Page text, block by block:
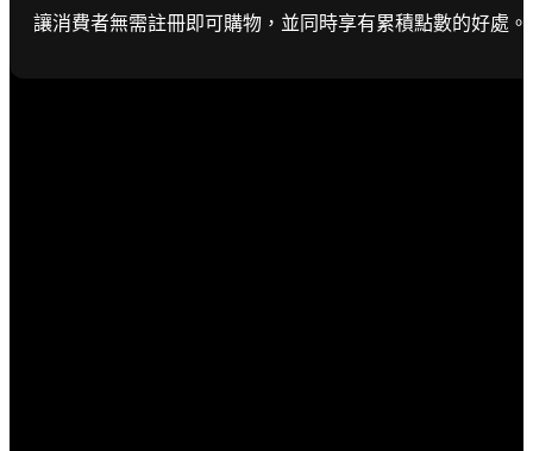
讓消費者無需註冊即可購物，並同時享有累積點數的好處。